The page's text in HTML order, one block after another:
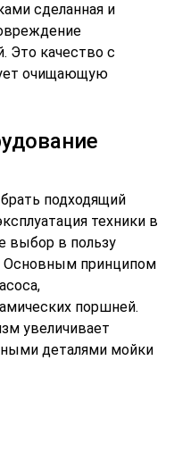
сделанная и
Это качество с
очищающую
подходящий
техники в
выбор в пользу
Основным принципом
поршней.
увеличивает
деталями мойки